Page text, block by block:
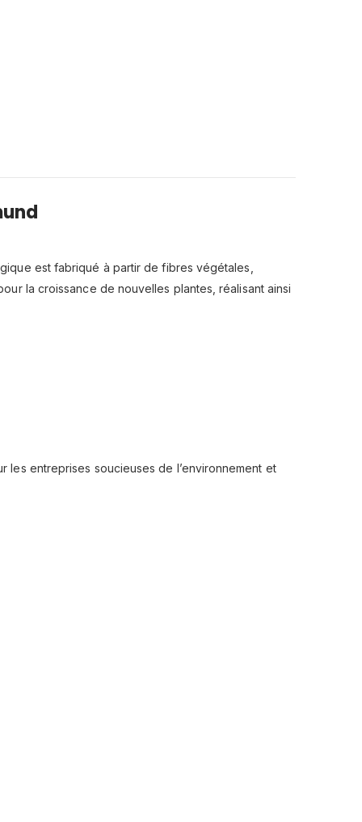
est fabriqué à partir de fibres végétales,
la croissance de nouvelles plantes, réalisant ainsi
les entreprises soucieuses de l’environnement et